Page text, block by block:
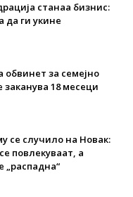
станаа бизнис:
ги укине
обвинет за семејно
заканува 18 месеци
се случило на Новак:
повлекуваат, а
„распадна“